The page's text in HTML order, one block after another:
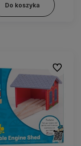
Do koszyka
Do